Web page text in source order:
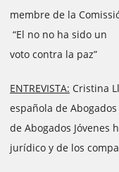
membre de la
“El no no ha sido un
voto contra la paz”
ENTREVISTA: Cristina
española de Abogados
de Abogados Jóvenes
jurídico y de los